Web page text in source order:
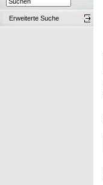
Erweiterte Suche